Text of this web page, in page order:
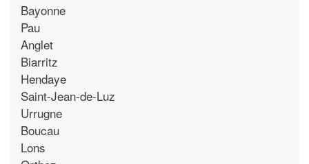
Bayonne
Pau
Anglet
Biarritz
Hendaye
Saint-Jean-de-Luz
Urrugne
Boucau
Lons